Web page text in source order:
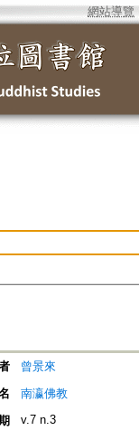
網站導覽
曾景來
南瀛佛教
v.7 n.3